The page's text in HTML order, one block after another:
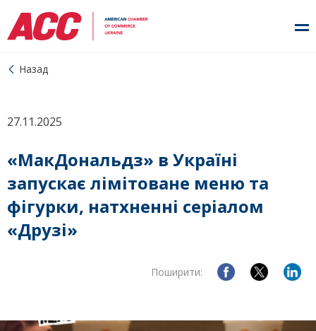
Назад
27.11.2025
«МакДональдз» в Україні
запускає лімітоване меню та
фігурки, натхненні серіалом
«Друзі»
Поширити: